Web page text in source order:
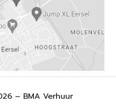
– BMA Verhuur